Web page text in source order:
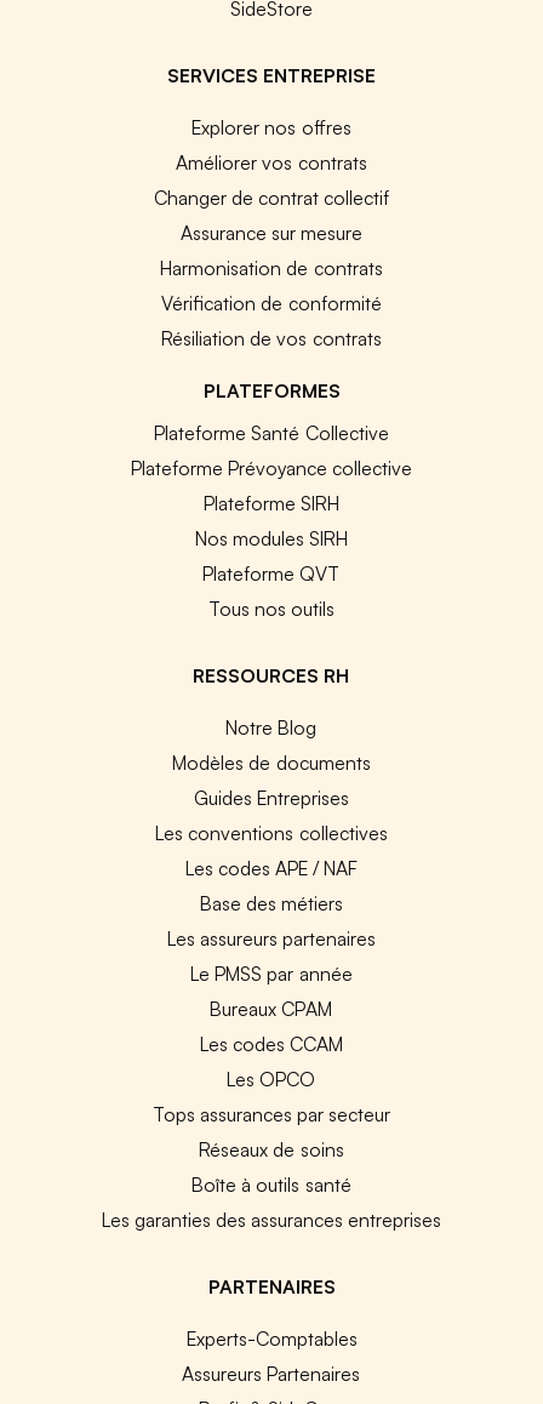
SideStore
SERVICES ENTREPRISE
Explorer nos offres
Améliorer vos contrats
Changer de contrat collectif
Assurance sur mesure
Harmonisation de contrats
Vérification de conformité
Résiliation de vos contrats
PLATEFORMES
Plateforme Santé Collective
Plateforme Prévoyance collective
Plateforme SIRH
Nos modules SIRH
Plateforme QVT
Tous nos outils
RESSOURCES RH
Notre Blog
Modèles de documents
Guides Entreprises
Les conventions collectives
Les codes APE / NAF
Base des métiers
Les assureurs partenaires
Le PMSS par année
Bureaux CPAM
Les codes CCAM
Les OPCO
Tops assurances par secteur
Réseaux de soins
Boîte à outils santé
Les garanties des assurances entreprises
PARTENAIRES
Experts-Comptables
Assureurs Partenaires